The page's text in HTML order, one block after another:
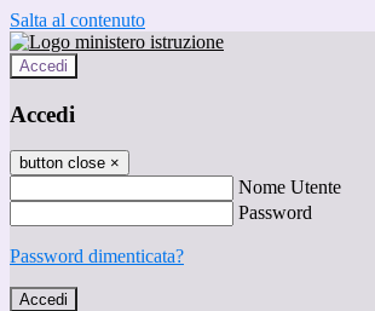
Salta al contenuto
Accedi
Accedi
button close ×
Nome Utente
Password
Password dimenticata?